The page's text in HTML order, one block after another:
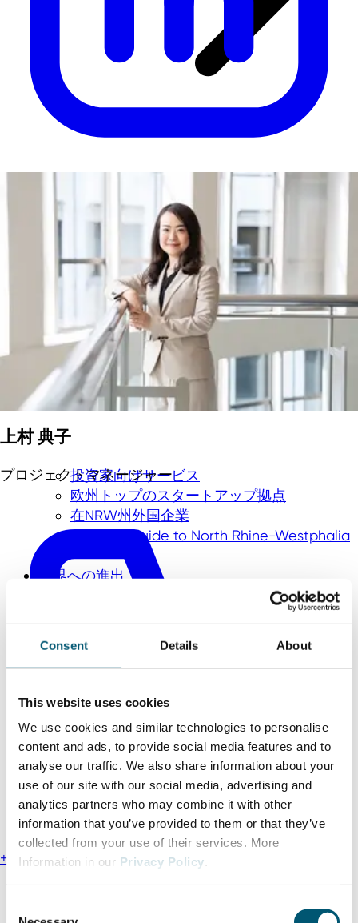
Consent Details About
This website uses cookies
We use cookies and similar technologies to personalise
content and ads, to provide social media features and to
analyse our traffic. We also share information about your
use of our site with our social media, advertising and
analytics partners who may combine it with other
information that you’ve provided to them or that they’ve
collected from your use of their services. More
Information in our Privacy Policy.
投資家向けサービス
欧州トップのスタートアップ拠点
在NRW州外国企業
Business Guide to North Rhine-Westphalia
世界への進出
上村 典子
プロジェクトマネージャー
+81 3 52102300